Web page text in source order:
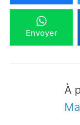
Envoyer
À